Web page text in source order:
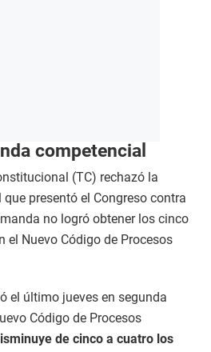
competencial
(TC) rechazó la
presentó el Congreso contra
no logró obtener los cinco
el Nuevo Código de Procesos
el último jueves en segunda
Código de Procesos
de cinco a cuatro los